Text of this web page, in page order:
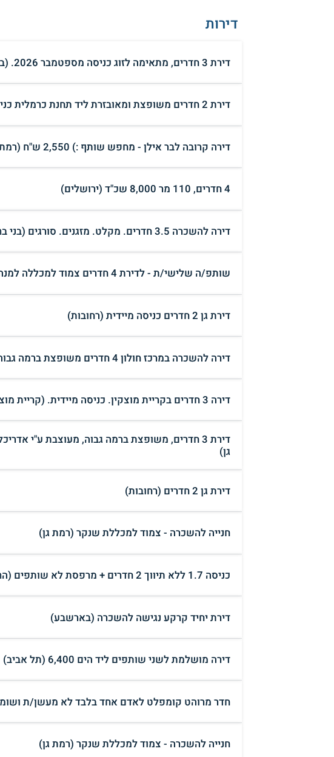
דירות
דירת 3 חדרים, מתאימה לזוג כניסה מספטמבר 2026. (באר שבע)
דירת 2 חדרים משופצת ומאובזרת ליד תחנת כרמלית כניסה מיידית (חיפה)
דירה קרובה לבר אילן - מחפש שותף :) 2,550 ש"ח (רמת גן)
4 חדרים, 110 מר 8,000 שכ"ד (ירושלים)
דירה להשכרה 3.5 חדרים. מקלט. מזגנים. סורגים (בני ברק)
שותפ/ה שלישי/ת - לדירת 4 חדרים צמוד למכללה למנהל (ראשון לציון)
דירת גן 2 חדרים כניסה מיידית (רחובות)
דירה להשכרה במרכז חולון 4 חדרים משופצת ברמה גבוהה 5000 שח (חולון)
דירה 3 חדרים בקריית מוצקין. כניסה מיידית. (קריית מוצקין)
דירת 3 חדרים, משופצת ברמה גבוה, מעוצבת ע"י
גן)
דירת גן 2 חדרים (רחובות)
חנייה להשכרה - צמוד למכללת שנקר (רמת גן)
כניסה 1.7 ללא תיווך 2 חדרים + מרפסת לא שותפים (הרצליה)
דירת יחיד קרקע נגישה להשכרה (בארשבע)
דירה מושלמת לשני שותפים ליד הים 6,400 (תל אביב)
חדר מרוהט קומפלט לאדם אחד בלבד לא מעשן/ת
חנייה להשכרה - צמוד למכללת שנקר (רמת גן)